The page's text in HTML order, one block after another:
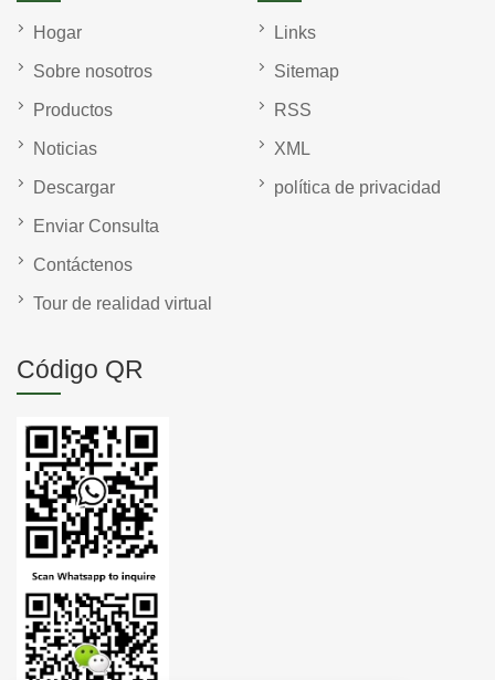
Hogar
Sobre nosotros
Productos
Noticias
Descargar
Enviar Consulta
Contáctenos
Tour de realidad virtual
Links
Sitemap
RSS
XML
política de privacidad
Código QR